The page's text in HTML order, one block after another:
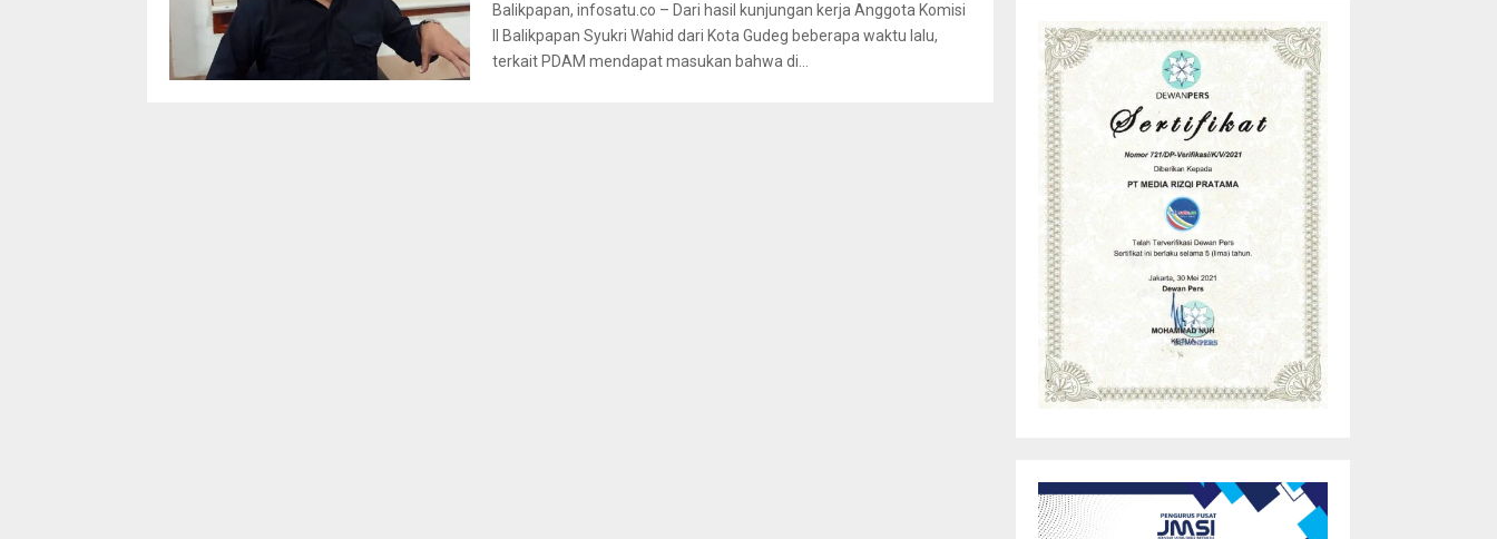
Balikpapan, infosatu.co – Dari hasil kunjungan kerja Anggota Komisi
II Balikpapan Syukri Wahid dari Kota Gudeg beberapa waktu lalu,
terkait PDAM mendapat masukan bahwa di...